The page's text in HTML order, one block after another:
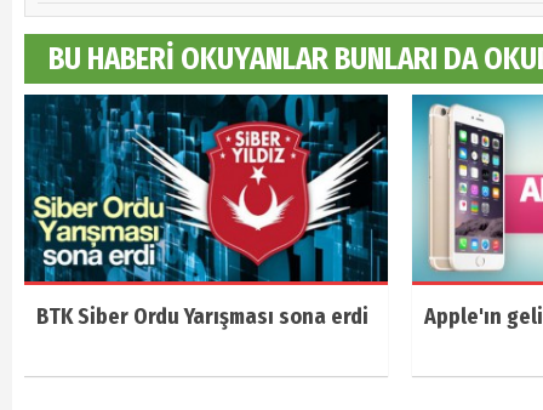
BU HABERİ OKUYANLAR BUNLARI DA
BTK Siber Ordu Yarışması sona erdi Apple'ın